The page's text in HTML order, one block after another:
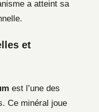
a atteint sa
et
est l’une des
Ce minéral joue